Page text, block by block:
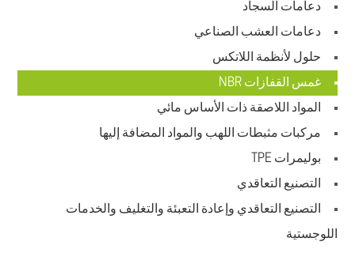
دعامات السجاد
دعامات العشب الصناعي
حلول لأنظمة اللاتكس
غمس القفازات NBR
المواد اللاصقة ذات الأساس مائي
مركبات مثبطات اللهب والمواد المضافة إليها
بوليمرات TPE
التصنيع التعاقدي
التصنيع التعاقدي وإعادة التعبئة والتغليف والخدمات
اللوجستية